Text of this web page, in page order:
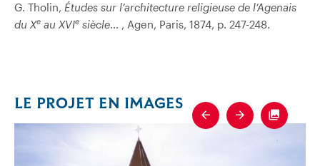
G. Tholin, Études sur l’architecture religieuse de l’Agenais
du Xe au XVIe siècle… , Agen, Paris, 1874, p. 247-248.
LE PROJET EN IMAGES
Previous
Next